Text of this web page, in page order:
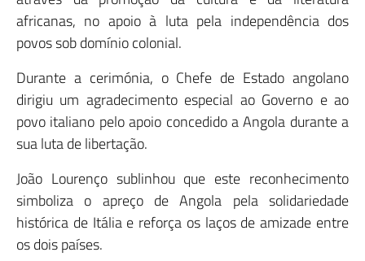
africanas, no apoio à luta pela independência dos
povos sob domínio colonial.
Durante a cerimónia, o Chefe de Estado angolano
dirigiu um agradecimento especial ao Governo e ao
povo italiano pelo apoio concedido a Angola durante a
sua luta de libertação.
João Lourenço sublinhou que este reconhecimento
simboliza o apreço de Angola pela solidariedade
histórica de Itália e reforça os laços de amizade entre
os dois países.